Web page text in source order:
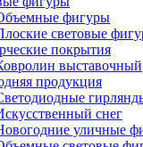
фигуры
световые
покрытия
выставочный
продукция
снег
уличные